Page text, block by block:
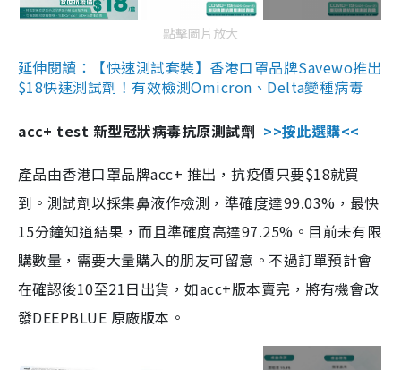
點擊圖片放大
延伸閱讀：【快速測試套裝】香港口罩品牌Savewo推出
$18快速測試劑！有效檢測Omicron、Delta變種病毒
acc+ test 新型冠狀病毒抗原測試劑 >>按此選購<<
產品由香港口罩品牌acc+ 推出，抗疫價只要$18就買
到。測試劑以採集鼻液作檢測，準確度達99.03%，最快
15分鐘知道結果，而且準確度高達97.25%。目前未有限
購數量，需要大量購入的朋友可留意。不過訂單預計會
在確認後10至21日出貨，如acc+版本賣完，將有機會改
發DEEPBLUE 原廠版本。